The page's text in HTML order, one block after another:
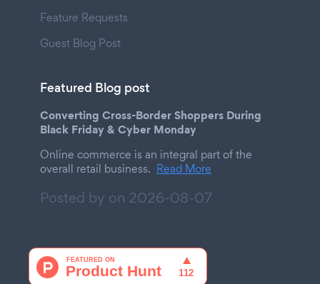
Feature Requests
Guest Blog Post
Featured Blog post
Converting Cross-Border Shoppers During
Black Friday & Cyber Monday
Online commerce is an integral part of the
overall retail business. Read More
Posted by on 2026-08-07